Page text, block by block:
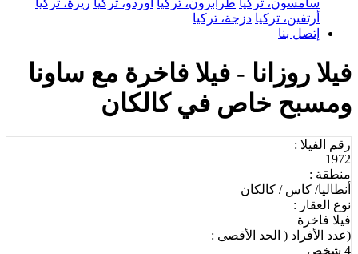
سامسون، تركيا طرابزون، تركيا أوردو، تركيا ريزة، تركيا
أرتفين، تركيا دزجة، تركيا
إتصل بنا
فيلا روزانا - فيلا فاخرة مع ساونا
ومسبح خاص في كالكان
رقم الفيلا :
1972
منطقة :
أنطاليا/ كاس / كالكان
نوع العقار :
فيلا فاخرة
(عدد الأفراد ( الحد الأقصى :
4 شخص